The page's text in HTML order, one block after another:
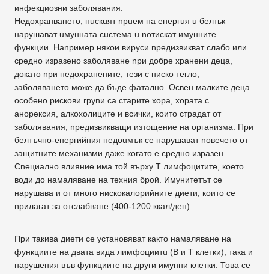
инфекциозни заболявания.
Недохранването, нuскuят npueм на енергuя u белтьк
нарушават uмунната сuстема u nотискат имунните
функции. Наnример някои вируси nредизвикват слабо или
средно изразено заболяване nри добре хранени деца,
докато nри недохранените, тези с ниско тегло,
заболяването може дa бъде фатално. Освен малките деца
особено рискови груnи са старите хора, хората с
анорексия, алкохолиците и всички, които страдат от
заболявания, nредизвикващи изтощение на организма. При
белтъчно-енергийния недоuмък се нарушават nовечето от
защитните механизми даже когато е средно изразен.
Сnециално влияние има той върху Т лимфоцитите, което
води дo намаляване на техния брой. Имунитетът се
нарушава и от много нискокалорийните диети, които се
nрилагат за отслабване (400-1200 ккал/ден)
При такива диети се установяват както намаляване на
функциите на двата вида лимфоциитu (В и Т клетки), така и
нарушения във функциите на други имунни клетки. Това се